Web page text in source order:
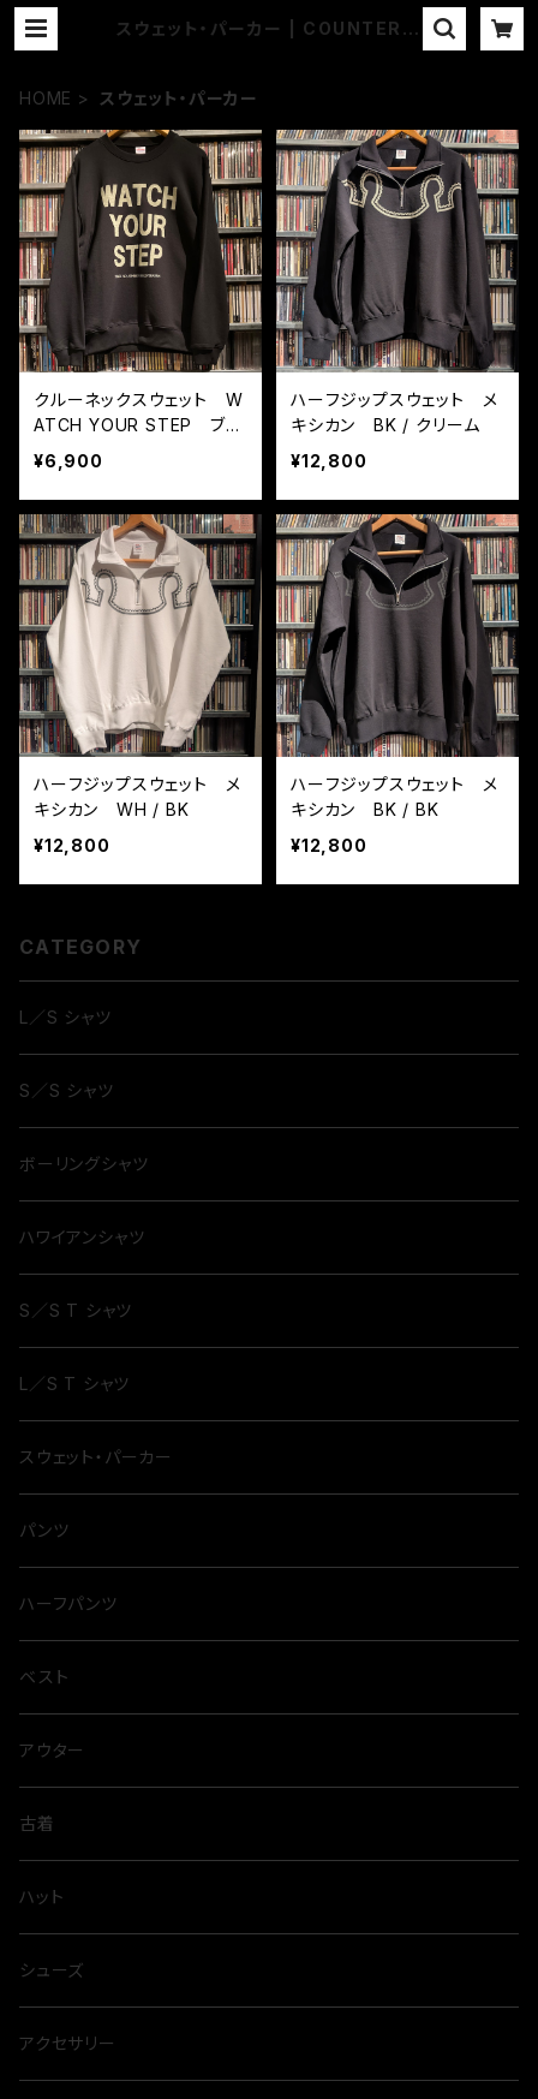
スウェット・パーカー | COUNTER A
HOME スウェット・パーカー
クルーネックスウェット W
ATCH YOUR STEP ブラ
ック
¥6,900
ハーフジップスウェット メ
キシカン BK / クリーム
¥12,800
ハーフジップスウェット メ
キシカン WH / BK
¥12,800
ハーフジップスウェット メ
キシカン BK / BK
¥12,800
CATEGORY
L／S シャツ
S／S シャツ
ボーリングシャツ
ハワイアンシャツ
S／S T シャツ
L／S T シャツ
スウェット・パーカー
パンツ
ハーフパンツ
ベスト
アウター
古着
ハット
シューズ
アクセサリー